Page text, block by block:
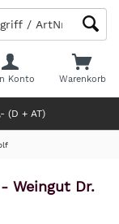
(D + AT)
Warenkorb
Konto
Weingut Dr.